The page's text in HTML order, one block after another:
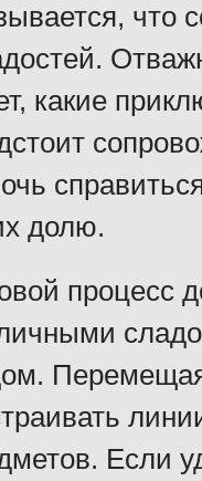
что
какие
долю.
процесс
Перемещая
Если